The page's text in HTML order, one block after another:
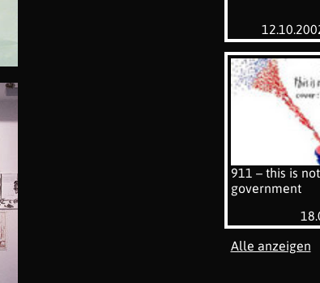
911 – this is
government
Alle anzeigen